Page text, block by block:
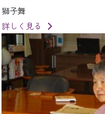
獅子舞
詳しく見る